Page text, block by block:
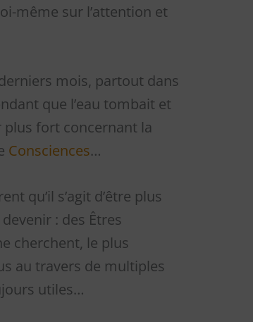
même sur l’attention et
mois, partout dans
que l’eau tombait et
plus fort concernant la
Consciences…
qu’il s’agit d’être plus
: des Êtres
cherchent, le plus
au travers de multiples
utiles…